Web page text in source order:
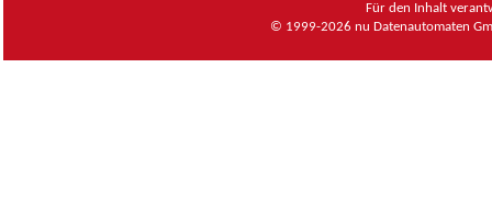
Für den Inhalt
© 1999-2026 nu Datenautomaten